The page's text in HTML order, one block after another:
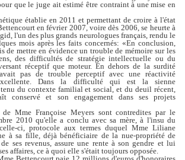
que le juge ait estimé être contraint à une mise en
établie en 2011 et permettant de croire à l'état
en février 2007, voire dès 2006, se heurte à
l'un des plus grands neurologues français, rendu le
mois après les faits concernés: «En conclusion,
de mettre en évidence un trouble de mémoire sur les
des difficultés de stratégie intellectuelle ou du
réceptif que moteur. En dehors de la surdité
pas de trouble perceptif avec une réactivité
Dans la difficulté qui est la sienne
du contexte familial et social, et du deuil récent,
conservé et son engagement dans ses projets
Mme Françoise Meyers sont contredites par le
2010 qu'elle a conclu avec sa mère, à l'insu du
ci, protocole aux termes duquel Mme Liliane
à sa fille, déjà bénéficiaire de la nue-propriété de
ses revenus, assure une rente à son gendre et lui
affaires, ce à quoi elle s'était toujours opposée.